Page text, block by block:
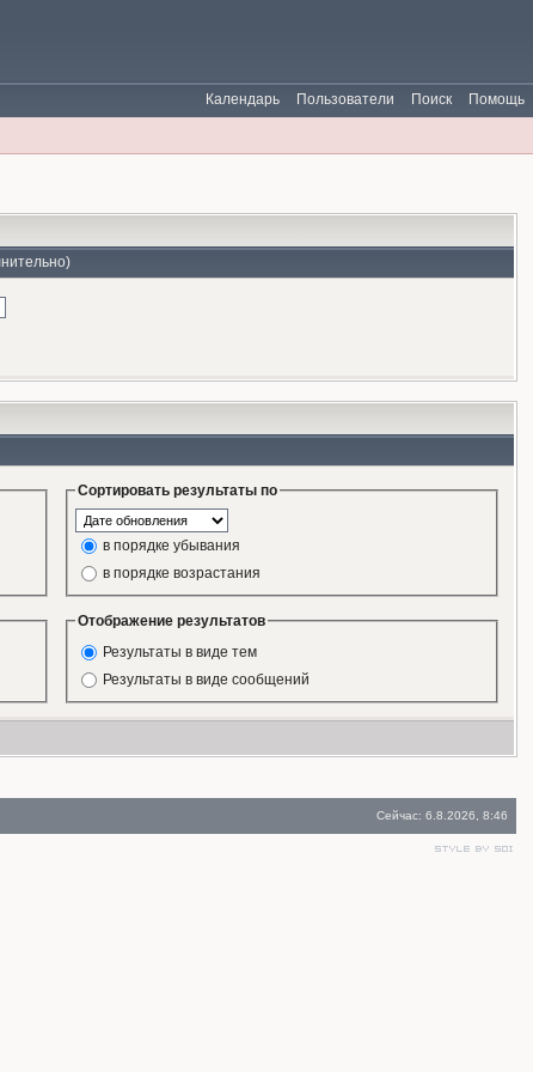
Помощь
Поиск
Пользователи
Календарь
Сортировать результаты по
в порядке убывания
в порядке возрастания
Отображение результатов
Результаты в виде тем
Результаты в виде сообщений
Сейчас: 6.8.2026, 8:46